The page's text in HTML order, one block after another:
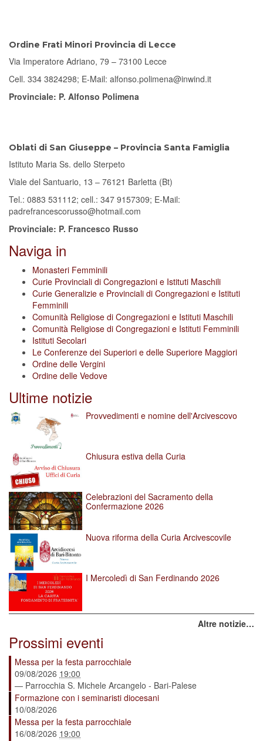
Ordine Frati Minori Provincia di Lecce
Via Imperatore Adriano, 79 – 73100 Lecce
Cell. 334 3824298; E-Mail: alfonso.polimena@inwind.it
Provinciale: P. Alfonso Polimena
Oblati di San Giuseppe – Provincia Santa Famiglia
Istituto Maria Ss. dello Sterpeto
Viale del Santuario, 13 – 76121 Barletta (Bt)
Tel.: 0883 531112; cell.: 347 9157309; E-Mail:
padrefrancescorusso@hotmail.com
Provinciale: P. Francesco Russo
Naviga in
Monasteri Femminili
Curie Provinciali di Congregazioni e Istituti Maschili
Curie Generalizie e Provinciali di Congregazioni e Istituti
Femminili
Comunità Religiose di Congregazioni e Istituti Maschili
Comunità Religiose di Congregazioni e Istituti Femminili
Istituti Secolari
Le Conferenze dei Superiori e delle Superiore Maggiori
Ordine delle Vergini
Ordine delle Vedove
Ultime notizie
Provvedimenti e nomine dell'Arcivescovo
Chiusura estiva della Curia
Celebrazioni del Sacramento della
Confermazione 2026
Nuova riforma della Curia Arcivescovile
I Mercoledì di San Ferdinando 2026
Altre notizie…
Prossimi eventi
Messa per la festa parrocchiale
09/08/2026 19:00
— Parrocchia S. Michele Arcangelo - Bari-Palese
Formazione con i seminaristi diocesani
10/08/2026
Messa per la festa parrocchiale
16/08/2026 19:00